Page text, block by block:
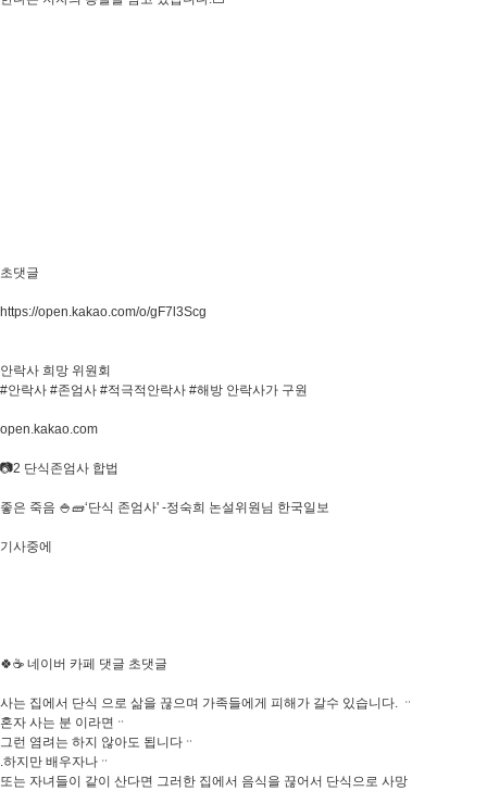
초댓글
https://open.kakao.com/o/gF7l3Scg
안락사 희망 위원회
#안락사 #존엄사 #적극적안락사 #해방 안락사가 구원
open.kakao.com
📷2 단식존엄사 합법
좋은 죽음 🍚🧱‘단식 존엄사' -정숙희 논설위원님 한국일보
기사중에
🍀☕ 네이버 카페 댓글 초댓글
사는 집에서 단식 으로 삶을 끊으며 가족들에게 피해가 갈수 있습니다. ᆢ
혼자 사는 분 이라면ᆢ
그런 염려는 하지 않아도 됩니다ᆢ
.하지만 배우자나ᆢ
또는 자녀들이 같이 산다면 그러한 집에서 음식을 끊어서 단식으로 사망